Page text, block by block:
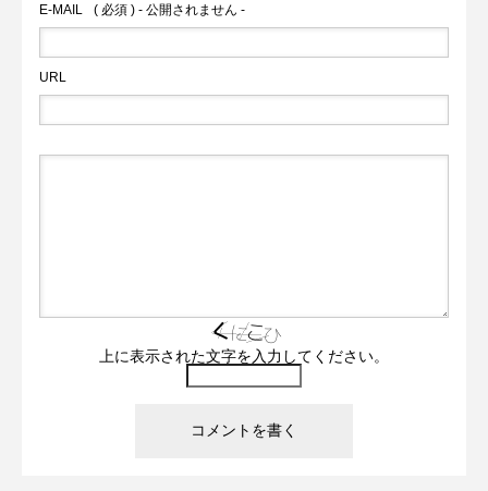
E-MAIL ( 必須 ) - 公開されません -
URL
上に表示された文字を入力してください。